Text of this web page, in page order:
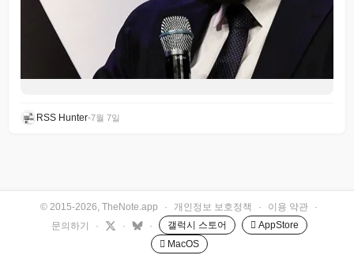
RSS Hunter•7월 7일
© 2015-2026, TheNote.app · 개인정보 보호정책 · 이용 약관
·
문의하기
· · · 갤럭시 스토어
 AppStore
 MacOS